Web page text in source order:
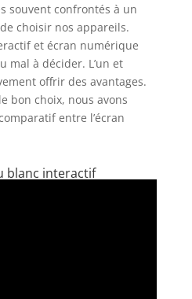
souvent confrontés à un
choisir nos appareils.
et écran numérique
mal à décider. L’un et
offrir des avantages.
bon choix, nous avons
entre l’écran
blanc interactif